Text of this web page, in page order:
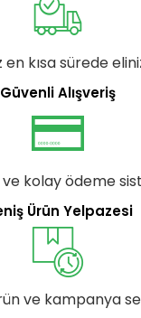
kısa sürede
Güvenli Alışveriş
kolay ödeme
Ürün Yelpazesi
ve kampanya